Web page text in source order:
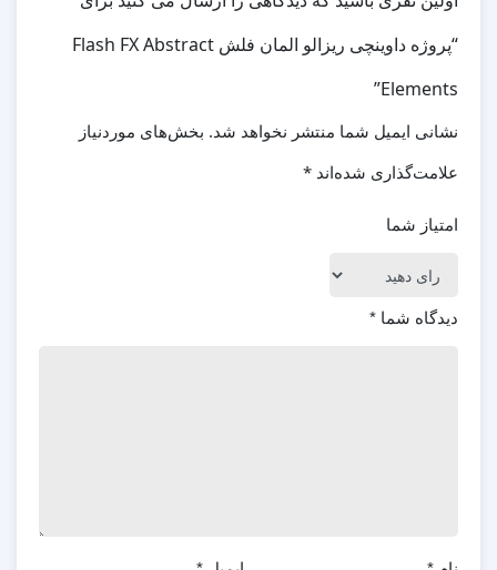
“پروژه داوینچی ریزالو المان فلش Flash FX Abstract
Elements”
نشانی ایمیل شما منتشر نخواهد شد. بخش‌های موردنیاز
علامت‌گذاری شده‌اند *
امتیاز شما
دیدگاه شما *